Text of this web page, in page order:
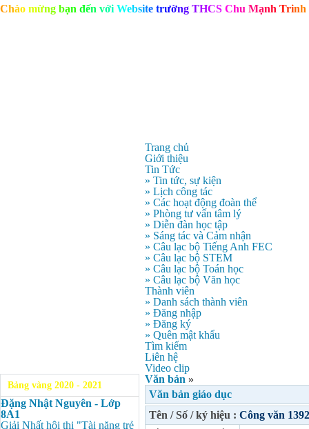
Chào mừng bạn đến với Website trường THCS Chu Mạnh Trinh
Trang chủ
Giới thiệu
Tin Tức
» Tin tức, sự kiện
» Lịch công tác
» Các hoạt động đoàn thể
» Phòng tư vấn tâm lý
» Diễn đàn học tập
» Sáng tác và Cảm nhận
» Câu lạc bộ Tiếng Anh FEC
» Câu lạc bộ STEM
» Câu lạc bộ Toán học
» Câu lạc bộ Văn học
Thành viên
» Danh sách thành viên
» Đăng nhập
» Đăng ký
» Quên mật khẩu
Tìm kiếm
Liên hệ
Video clip
Bảng vàng 2020 - 2021
Đặng Nhật Nguyên - Lớp
8A1
Giải Nhất hội thi "Tài năng trẻ
Văn bản »
Văn bản giáo dục
Tên / Số / ký hiệu : Công văn